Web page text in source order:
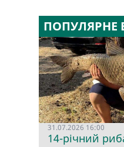
ПОПУЛЯРНЕ
31.07.2026 16:00
14-річний